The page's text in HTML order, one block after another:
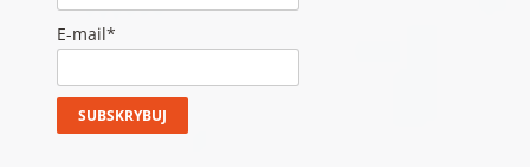
E-mail*